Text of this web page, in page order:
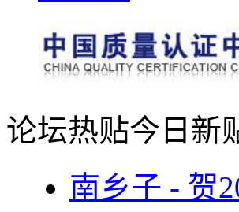
论坛热贴今日新
南乡子 - 贺